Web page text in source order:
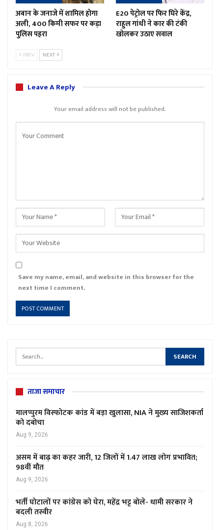
अबान के जनाजे में शामिल होगा
अली, 400 किमी सफर पर कड़ा
पुलिस पहरा
E20 पेट्रोल पर फिर घिरे केंद्र,
राहुल गांधी ने कार की टंकी
खोलकर उठाए सवाल
PREV NEXT
Leave A Reply
Your email address will not be published.
Save my name, email, and website in this browser for the
next time I comment.
ताजा समाचार
मालप्पुरम विस्फोटक कांड में बड़ा खुलासा, NIA ने मुख्य साजिशकर्ता
को दबोचा
Aug 9, 2026
असम में बाढ़ का कहर जारी, 12 जिलों में 1.47 लाख लोग प्रभावित;
98वीं मौत
Aug 9, 2026
भर्ती घोटालों पर कांग्रेस को घेरा, महेंद्र भट्ट बोले- धामी सरकार ने
बदली तस्वीर
Aug 8, 2026